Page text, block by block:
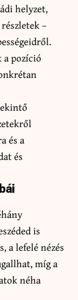
helyzet,
–
a pozíció
és a
és
is
a lefelé nézés
míg a
néha